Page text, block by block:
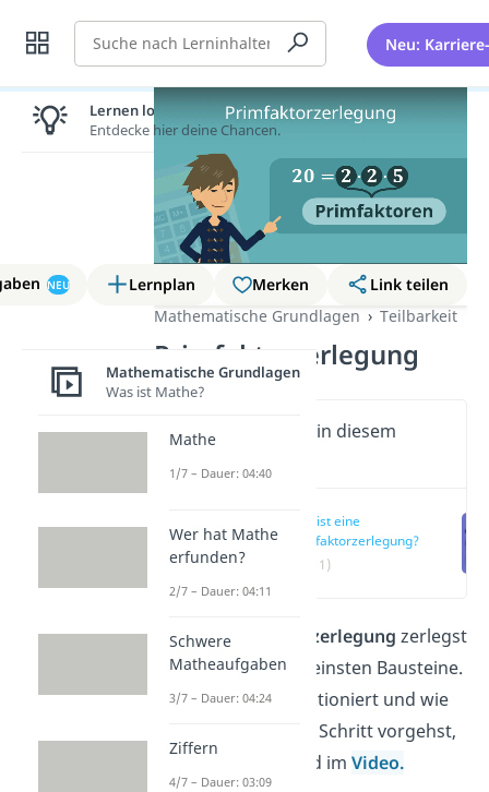
Suche Neu:
NEU Lernplan Merken
Link teilen
Mathematische Grundlagen
Teilbarkeit
Primfaktorzerlegung
Wichtige Inhalte in diesem
Was ist eine
Primfaktorzerlegung?
(00:11)
Mit derPrimfaktorzerlegung zerlegst
du Zahlen in ihre kleinsten Bausteine.
Wie genau das funktioniert und wie
du dabei Schritt für Schritt vorgehst,
erfährst du hier und im Video.
Lernen lohnt sich!
Entdecke hier deine Chancen.
Mathematische Grundlagen
Was ist Mathe?
Mathe
1/7 – Dauer: 04:40
Wer hat Mathe
erfunden?
2/7 – Dauer: 04:11
Schwere
Matheaufgaben
3/7 – Dauer: 04:24
Ziffern
4/7 – Dauer: 03:09